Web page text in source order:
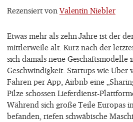
Rezensiert vonValentin Niebler
Etwas mehr als zehn Jahre ist der
mittlerweile alt. Kurz nach der
sich damals neue Geschäftsmodelle
Geschwindigkeit. Startups wie Uber
Fahren per App, Airbnb eine
Pilze schossen Lieferdienst-
Während sich große Teile Europas
befanden, riefen schwäbische